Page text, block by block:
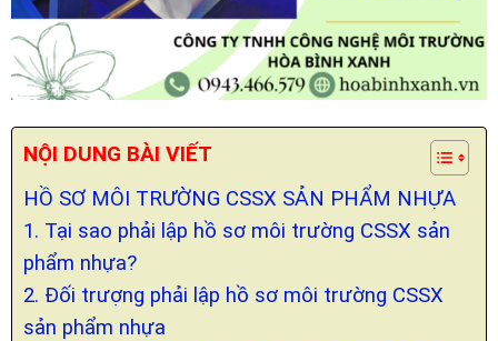
NỘI DUNG BÀI VIẾT
HỒ SƠ MÔI TRƯỜNG CSSX SẢN PHẨM NHỰA
1. Tại sao phải lập hồ sơ môi trường CSSX sản
phẩm nhựa?
2. Đối trượng phải lập hồ sơ môi trường CSSX
sản phẩm nhựa